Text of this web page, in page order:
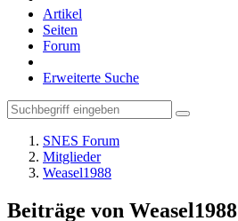
Artikel
Seiten
Forum
Erweiterte Suche
SNES Forum
Mitglieder
Weasel1988
Beiträge von Weasel1988